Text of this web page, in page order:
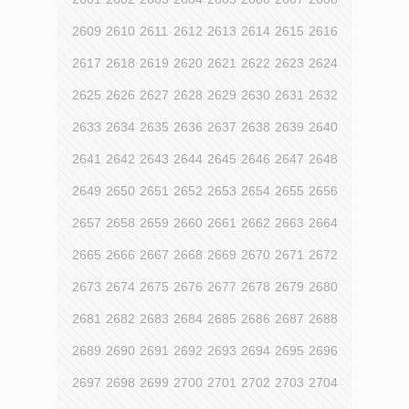
2609 2610 2611 2612 2613 2614 2615 2616
2617 2618 2619 2620 2621 2622 2623 2624
2625 2626 2627 2628 2629 2630 2631 2632
2633 2634 2635 2636 2637 2638 2639 2640
2641 2642 2643 2644 2645 2646 2647 2648
2649 2650 2651 2652 2653 2654 2655 2656
2657 2658 2659 2660 2661 2662 2663 2664
2665 2666 2667 2668 2669 2670 2671 2672
2673 2674 2675 2676 2677 2678 2679 2680
2681 2682 2683 2684 2685 2686 2687 2688
2689 2690 2691 2692 2693 2694 2695 2696
2697 2698 2699 2700 2701 2702 2703 2704